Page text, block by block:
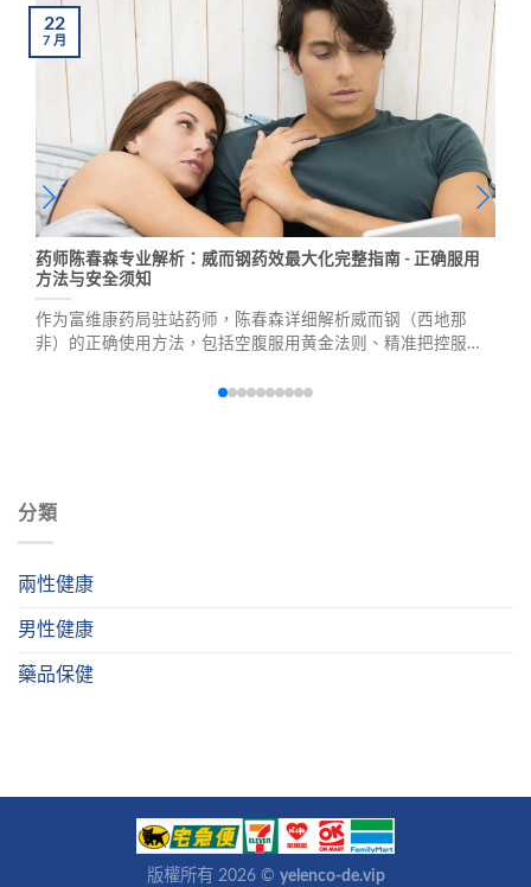
分類
兩性健康
男性健康
藥品保健
药师陈春森专业解析：威而钢药效最大化完整指南 - 正确服用
方法与安全须知
作为富维康药局驻站药师，陈春森详细解析威而钢（西地那
非）的正确使用方法，包括空腹服用黄金法则、精准把控服用
您达到最佳药效效果，重拾自信。
22
7月
版權所有 2026 © yelenco-de.vip